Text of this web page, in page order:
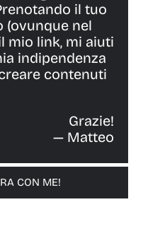
il tuo
(ovunque nel
mio link, mi aiuti
indipendenza
contenuti
Grazie!
— Matteo
CON ME!